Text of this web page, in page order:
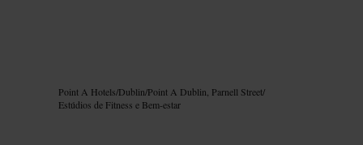
Point A Hotels/Dublin/Point A Dublin, Parnell Street/
Estúdios de Fitness e Bem-estar